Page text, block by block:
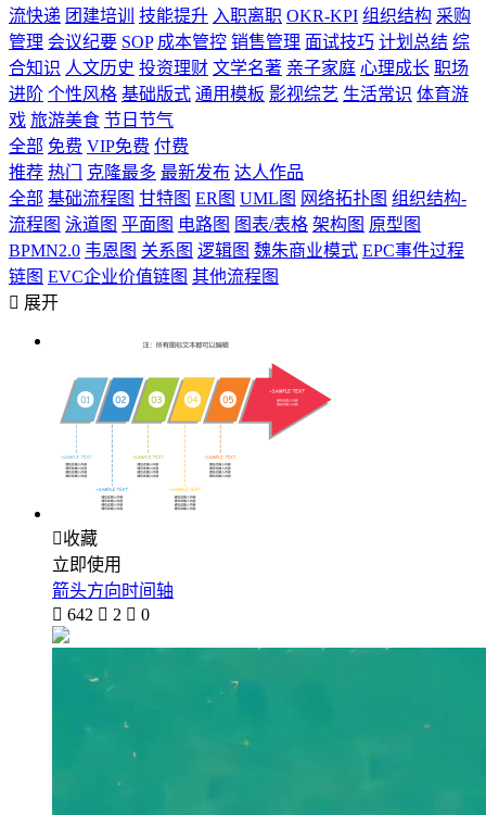
流快递 团建培训 技能提升 入职离职 OKR-KPI 组织结构 采购
管理 会议纪要 SOP 成本管控 销售管理 面试技巧 计划总结 综
合知识 人文历史 投资理财 文学名著 亲子家庭 心理成长 职场
进阶 个性风格 基础版式 通用模板 影视综艺 生活常识 体育游
戏 旅游美食 节日节气
全部 免费 VIP免费 付费
推荐 热门 克隆最多 最新发布 达人作品
全部 基础流程图 甘特图 ER图 UML图 网络拓扑图 组织结构-
流程图 泳道图 平面图 电路图 图表/表格 架构图 原型图
BPMN2.0 韦恩图 关系图 逻辑图 魏朱商业模式 EPC事件过程
链图 EVC企业价值链图 其他流程图
 展开
收藏
立即使用
箭头方向时间轴
 642  2  0